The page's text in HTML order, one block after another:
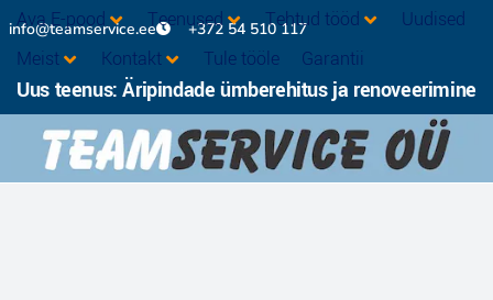
info@teamservice.ee +372 54 510 117
Ava E-pood Teenused Tehtud tööd
Uudised
Meist
Kontakt Tule tööle Garantii
Uus teenus: Äripindade ümberehitus ja renoveerimine